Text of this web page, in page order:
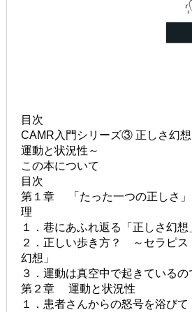
目次
CAMR入門シリーズ③ 正しさ幻想
運動と状況性～
この本について
目次
第１章 「たった一つの正しさ」
理
１．巷にあふれ返る「正しさ幻想
２．正しい歩き方？ ～セラピス
幻想」
３．運動は真空中で起きているの
第２章 運動と状況性
１．患者さんからの怒号を浴びて